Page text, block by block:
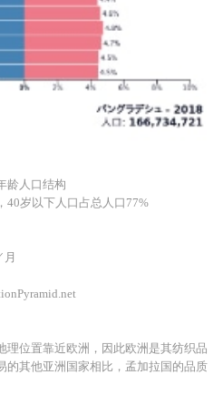
龄人口结构
40岁以下人口占总人口77%
理位置靠近欧洲，因此欧洲是其纺织品
的其他亚洲国家相比，孟加拉国的品质